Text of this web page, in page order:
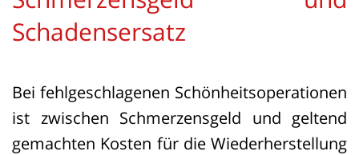
Schadensersatz
Bei fehlgeschlagenen Schönheitsoperationen
ist zwischen Schmerzensgeld und geltend
gemachten Kosten für die Wiederherstellung